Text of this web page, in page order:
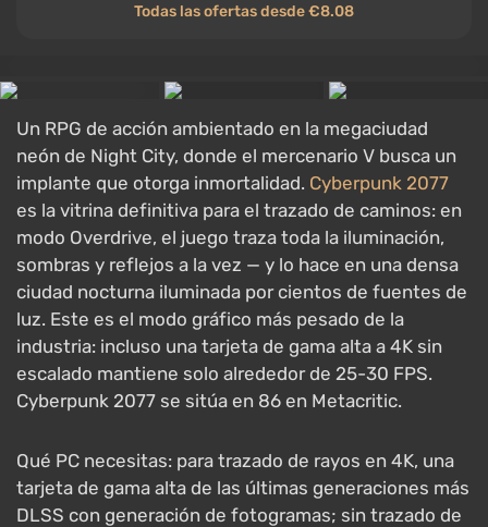
Todas las ofertas desde €8.08
Un RPG de acción ambientado en la megaciudad
neón de Night City, donde el mercenario V busca un
implante que otorga inmortalidad. Cyberpunk 2077
es la vitrina definitiva para el trazado de caminos: en
modo Overdrive, el juego traza toda la iluminación,
sombras y reflejos a la vez — y lo hace en una densa
ciudad nocturna iluminada por cientos de fuentes de
luz. Este es el modo gráfico más pesado de la
industria: incluso una tarjeta de gama alta a 4K sin
escalado mantiene solo alrededor de 25-30 FPS.
Cyberpunk 2077 se sitúa en 86 en Metacritic.
Qué PC necesitas: para trazado de rayos en 4K, una
tarjeta de gama alta de las últimas generaciones más
DLSS con generación de fotogramas; sin trazado de